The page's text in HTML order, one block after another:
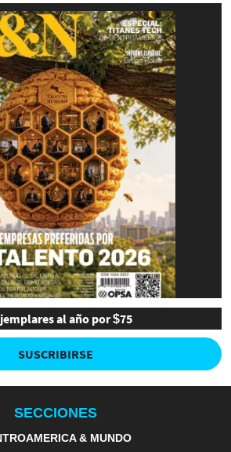
al año por $75
SUSCRIBIRSE
SECCIONES
& MUNDO